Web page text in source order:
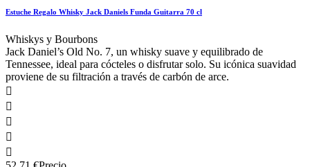
Estuche Regalo Whisky Jack Daniels Funda Guitarra 70 cl
Whiskys y Bourbons
Jack Daniel’s Old No. 7, un whisky suave y equilibrado de
Tennessee, ideal para cócteles o disfrutar solo. Su icónica suavidad
proviene de su filtración a través de carbón de arce.




